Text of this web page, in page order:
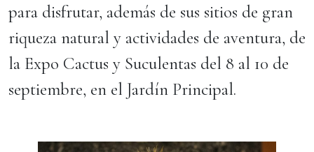
para disfrutar, además de sus sitios de gran
riqueza natural y actividades de aventura, de
la Expo Cactus y Suculentas del 8 al 10 de
septiembre, en el Jardín Principal.